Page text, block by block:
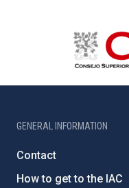
GENERAL INFORMATION
Contact
How to get to the IAC